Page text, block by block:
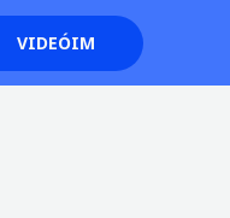
VIDEÓIM